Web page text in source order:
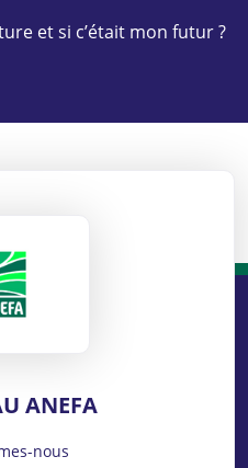
et si c’était mon futur ?
ANEFA
nous